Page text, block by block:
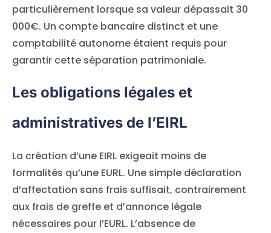
particulièrement lorsque sa valeur dépassait 30
000€. Un compte bancaire distinct et une
comptabilité autonome étaient requis pour
garantir cette séparation patrimoniale.
Les obligations légales et
administratives de l’EIRL
La création d’une EIRL exigeait moins de
formalités qu’une EURL. Une simple déclaration
d’affectation sans frais suffisait, contrairement
aux frais de greffe et d’annonce légale
nécessaires pour l’EURL. L’absence de